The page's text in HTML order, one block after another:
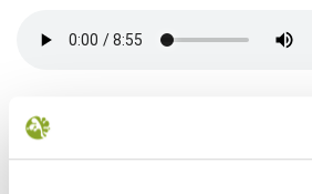
Il Parco racconta, sabato 18 novembre
l'Arca delle biodiversità, wolf howling